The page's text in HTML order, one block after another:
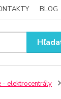
BLOG
- elektrocentrály